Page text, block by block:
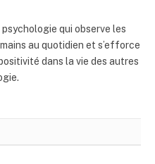
qui observe les
au quotidien et s’efforce
dans la vie des autres